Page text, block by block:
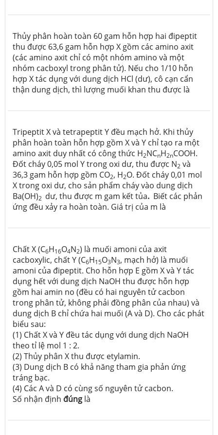
Thủy phân hoàn toàn 60 gam hỗn hợp hai đipeptit
thu được 63,6 gam hỗn hợp X gồm các amino axit
(các amino axit chỉ có một nhóm amino và một
nhóm cacboxyl trong phân tử). Nếu cho 1/10 hỗn
hợp X tác dụng với dung dịch HCl (dư), cô cạn cẩn
thận dung dịch, thì lượng muối khan thu được là
Tripeptit X và tetrapeptit Y đều mạch hở. Khi thủy
phân hoàn toàn hỗn hợp gồm X và Y chỉ tạo ra một
amino axit duy nhất có công thức H2NCnH2nCOOH.
Đốt cháy 0,05 mol Y trong oxi dư, thu được N2 và
36,3 gam hỗn hợp gồm CO2, H2O. Đốt cháy 0,01 mol
X trong oxi dư, cho sản phẩm cháy vào dung dịch
Ba(OH)2 dư, thu được m gam kết tủa. Biết các phản
ứng đều xảy ra hoàn toàn. Giá trị của m là
Chất X (C6H16O4N2) là muối amoni của axit
cacboxylic, chất Y (C6H15O3N3, mạch hở) là muối
amoni của đipeptit. Cho hỗn hợp E gồm X và Y tác
dụng hết với dung dịch NaOH thu được hỗn hợp
gồm hai amin no (đều có hai nguyên tử cacbon
trong phân tử, không phải đồng phân của nhau) và
dung dịch B chỉ chứa hai muối (A và D). Cho các phát
biểu sau:
(1) Chất X và Y đều tác dụng với dung dịch NaOH
theo tỉ lệ mol 1 : 2.
(2) Thủy phân X thu được etylamin.
(3) Dung dịch B có khả năng tham gia phản ứng
tráng bạc.
(4) Các A và D có cùng số nguyên tử cacbon.
Số nhận định đúng là